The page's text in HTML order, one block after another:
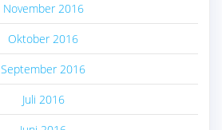
November 2016
Oktober 2016
September 2016
Juli 2016